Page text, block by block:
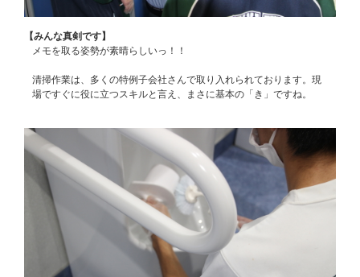
【みんな真剣です】
メモを取る姿勢が素晴らしいっ！！
清掃作業は、多くの特例子会社さんで取り入れられております。現
場ですぐに役に立つスキルと言え、まさに基本の「き」ですね。